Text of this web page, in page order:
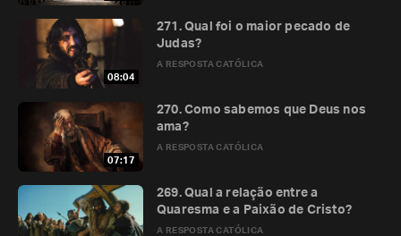
08:04
A RESPOSTA CATÓLICA
271. Qual foi o maior pecado de
Judas?
07:17
A RESPOSTA CATÓLICA
270. Como sabemos que Deus nos
ama?
A RESPOSTA CATÓLICA
269. Qual a relação entre a
Quaresma e a Paixão de Cristo?